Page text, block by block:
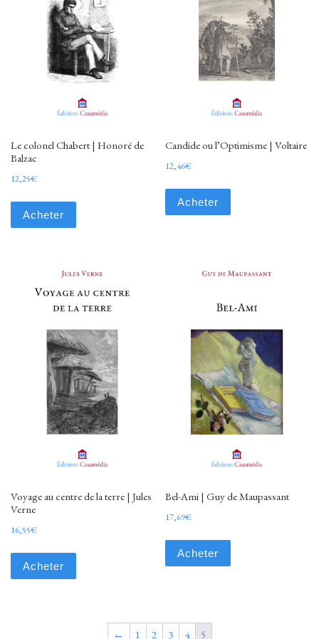
Le colonel Chabert | Honoré de
Balzac
12,25€
Acheter
Candide ou l’Optimisme | Voltaire
12,46€
Acheter
Voyage au centre de la terre | Jules
Verne
16,55€
Acheter
Bel-Ami | Guy de Maupassant
17,69€
Acheter
← 1 2 3 4 5